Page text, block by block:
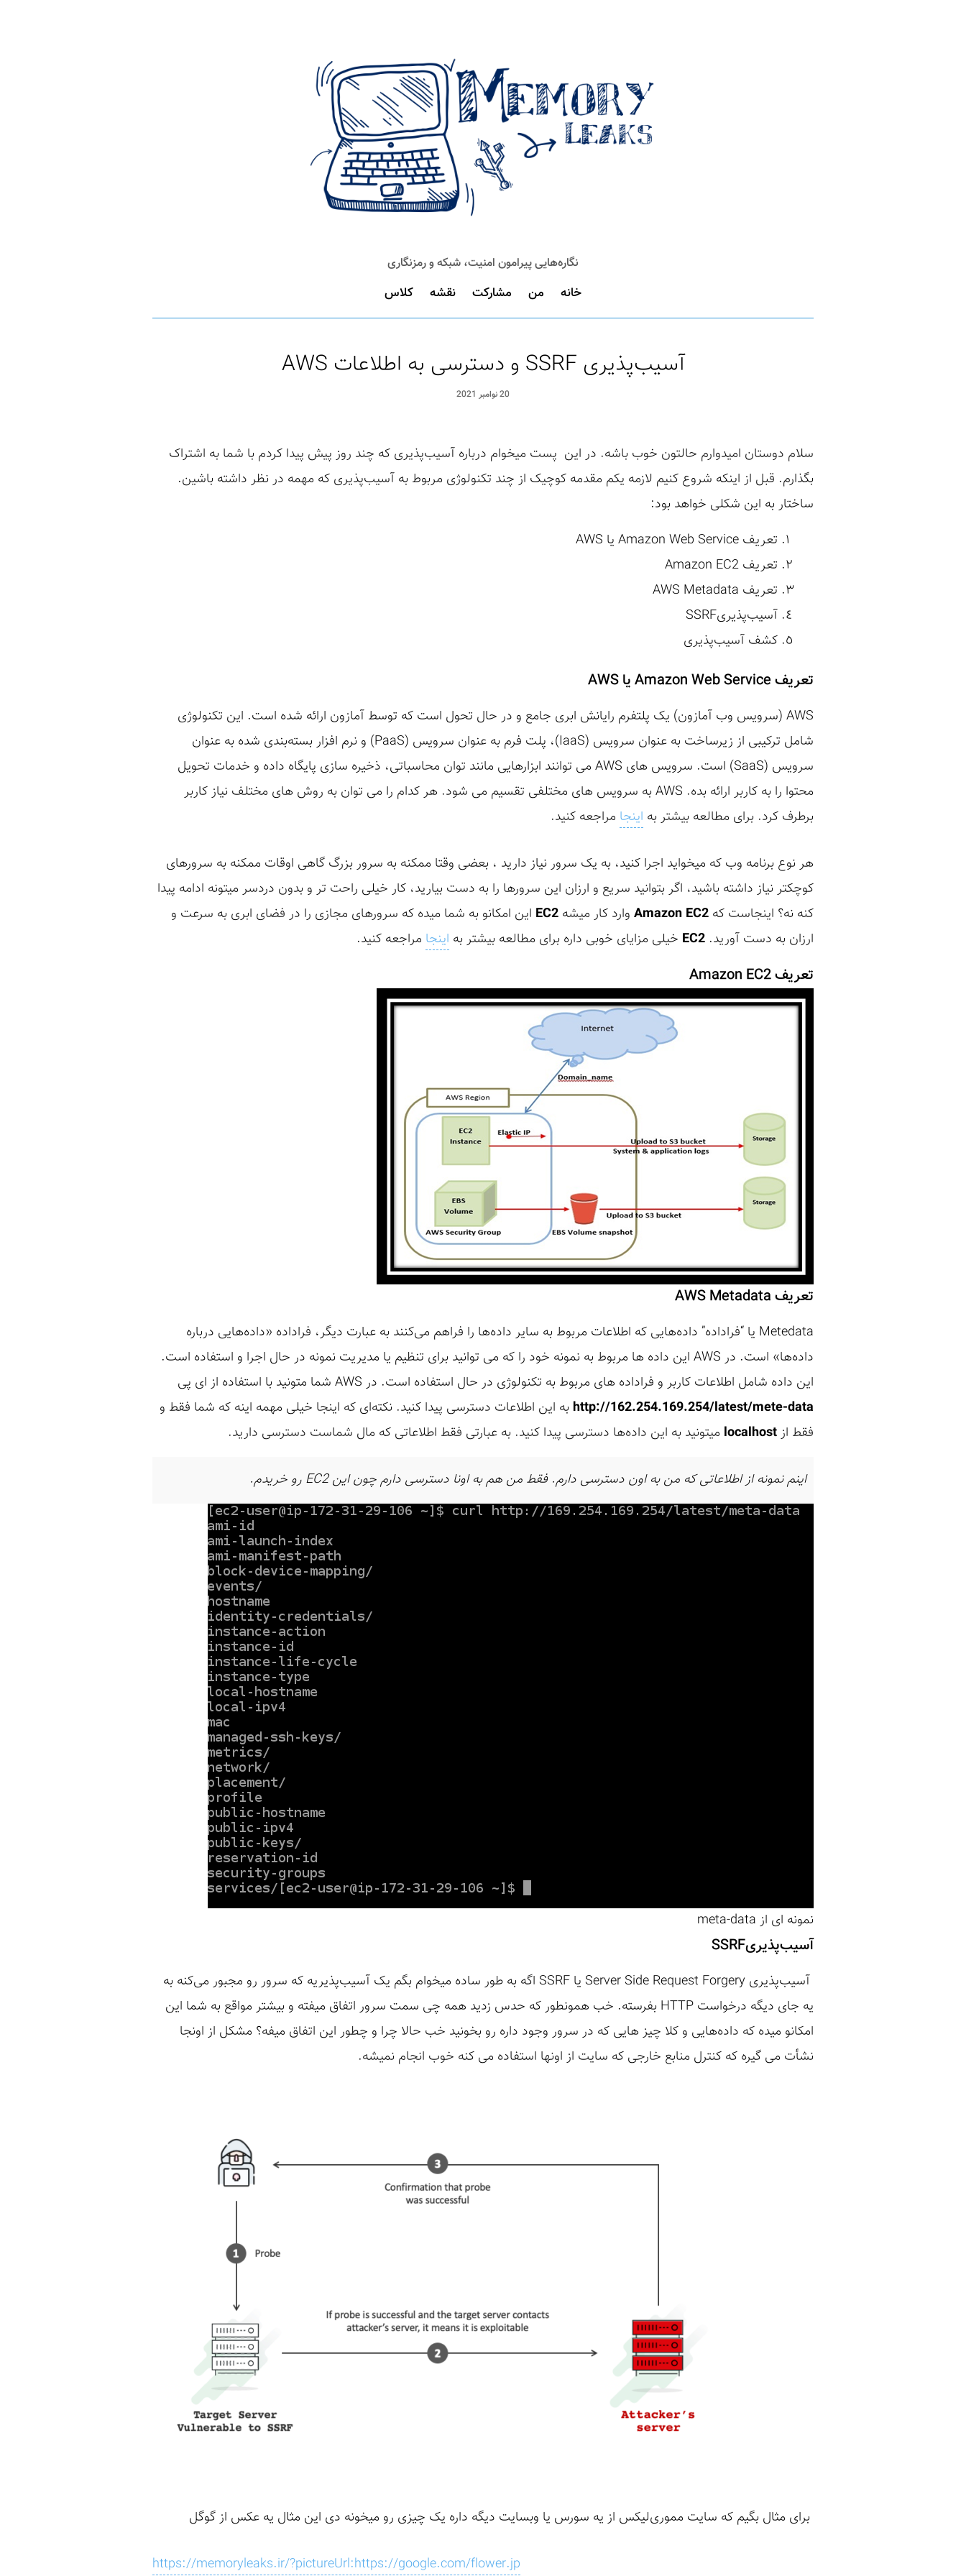
نگاره‌هایی پیرامون امنیت، شبکه و رمزنگاری
خانه من مشارکت نقشه کلاس
آسیب‌پذیری SSRF و دسترسی به اطلاعات AWS
20 نوامبر 2021
سلام دوستان امیدوارم حالتون خوب باشه. در این پست میخوام درباره آسیب‌‌پذیری که چند روز پیش پیدا کردم با شما به اشتراک
بگذارم. قبل از اینکه شروع کنیم لازمه یکم مقدمه کوچیک از چند تکنولوژی مربوط به آسیب‌پذیری که مهمه در نظر داشته باشین.
ساختار به این شکلی خواهد بود:
تعریف Amazon Web Service یا AWS
تعریف Amazon EC2
تعریف AWS Metadata
آسیب‌‌پذیریSSRF
کشف آسیب‌پذیری
تعریف Amazon Web Service یا AWS
AWS (سرویس وب آمازون) یک پلتفرم رایانش ابری جامع و در حال تحول است که توسط آمازون ارائه شده است. این تکنولوژی
شامل ترکیبی از زیرساخت به عنوان سرویس (IaaS)، پلت فرم به عنوان سرویس (PaaS) و نرم افزار بسته‌بندی شده به عنوان
سرویس (SaaS) است. سرویس های AWS می توانند ابزارهایی مانند توان محاسباتی، ذخیره سازی پایگاه داده و خدمات تحویل
محتوا را به کاربر ارائه بده. AWS به سرویس های مختلفی تقسیم می شود. هر کدام را می توان به روش های مختلف نیاز کاربر
برطرف کرد. برای مطالعه بیشتر به اینجا مراجعه کنید.
هر نوع برنامه وب که میخواید اجرا کنید، به یک سرور نیاز دارید ، بعضی وقتا ممکنه به سرور بزرگ گاهی اوقات ممکنه به سرورهای
کوچکتر نیاز داشته باشید، اگر بتوانید سریع و ارزان این سرورها را به دست بیارید، کار خیلی راحت تر و بدون دردسر میتونه ادامه پیدا
کنه نه؟ اینجاست که Amazon EC2 وارد کار میشه EC2 این امکانو به شما میده که سرورهای مجازی را در فضای ابری به سرعت و
ارزان به دست آورید. EC2 خیلی مزایای خوبی داره برای مطالعه بیشتر به اینجا مراجعه کنید.
تعریفAmazon EC2
تعریفAWS Metadata
Metedata یا “فراداده” داده‌هایی که اطلاعات مربوط به سایر داده‌ها را فراهم می‌کنند به عبارت دیگر، فراداده «داده‌هایی درباره
داده‌ها» است. در AWS این داده ها مربوط به نمونه خود را که می توانید برای تنظیم یا مدیریت نمونه در حال اجرا و استفاده است.
این داده شامل اطلاعات کاربر و فراداده های مربوط به تکنولوژی در حال استفاده است. در AWS شما متونید با استفاده از ای پی
http://162.254.169.254/latest/mete-data به این اطلاعات دسترسی پیدا کنید. نکته‌ای که اینجا خیلی مهمه اینه که شما فقط و
فقط ازlocalhost میتونید به این داده‌ها دسترسی پیدا کنید. به عبارتی فقط اطلاعاتی که مال شماست دسترسی دارید.
اینم نمونه از اطلاعاتی که من به اون دسترسی دارم. فقط من هم به اونا دسترسی دارم چون این EC2 رو خریدم.
نمونه ای از meta-data
آسیب‌‌پذیریSSRF
آسیب‌پذیری Server Side Request Forgery یا SSRF اگه به طور ساده میخوام بگم یک آسیب‌‌پذیریه که سرور رو مجبور می‌کنه به
یه جای دیگه درخواست HTTP بفرسته. خب همونطور که حدس زدید همه چی سمت سرور اتفاق میفته و بیشتر مواقع به شما این
امکانو میده که داده‌هایی و کلا چیز هایی که در سرور وجود داره رو بخونید خب حالا چرا و چطور این اتفاق میفه؟ مشکل از اونجا
نشأت می گیره که کنترل منابع خارجی که سایت از اونها استفاده می کنه خوب انجام نمیشه.
برای مثال بگیم که سایت مموری‌لیکس از یه سورس یا وبسایت دیگه داره یک چیزی رو میخونه دی این مثال یه عکس از گوگل
https://memoryleaks.ir/?pictureUrl:https://google.com/flower.jp